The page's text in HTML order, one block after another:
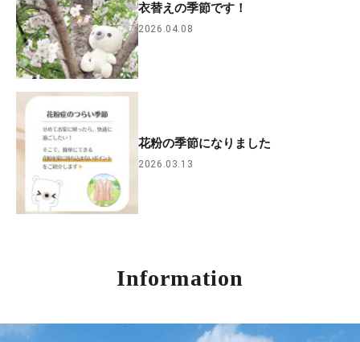
衣替えの季節です！
2026.04.08
花粉の季節になりました
2026.03.13
Information